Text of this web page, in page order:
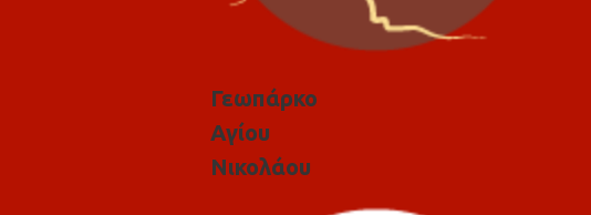
Γεωπάρκο
Αγίου
Νικολάου